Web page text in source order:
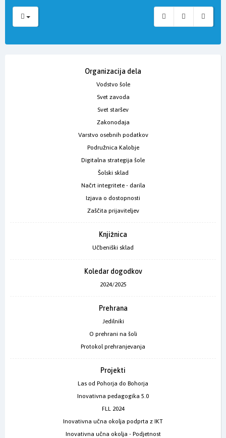
Organizacija dela
Vodstvo šole
Svet zavoda
Svet staršev
Zakonodaja
Varstvo osebnih podatkov
Podružnica Kalobje
Digitalna strategija šole
Šolski sklad
Načrt integritete - darila
Izjava o dostopnosti
Zaščita prijaviteljev
Knjižnica
Učbeniški sklad
Koledar dogodkov
2024/2025
Prehrana
Jedilniki
O prehrani na šoli
Protokol prehranjevanja
Projekti
Las od Pohorja do Bohorja
Inovativna pedagogika 5.0
FLL 2024
Inovativna učna okolja podprta z IKT
Inovativna učna okolja - Podjetnost